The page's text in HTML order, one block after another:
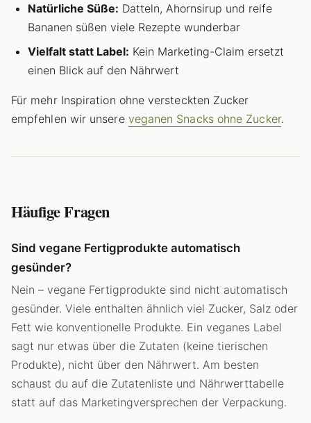
Natürliche Süße: Datteln, Ahornsirup und reife
Bananen süßen viele Rezepte wunderbar
Vielfalt statt Label: Kein Marketing-Claim ersetzt
einen Blick auf den Nährwert
Für mehr Inspiration ohne versteckten Zucker
empfehlen wir unsere veganen Snacks ohne Zucker.
Häufige Fragen
Sind vegane Fertigprodukte automatisch
gesünder?
Nein – vegane Fertigprodukte sind nicht automatisch
gesünder. Viele enthalten ähnlich viel Zucker, Salz oder
Fett wie konventionelle Produkte. Ein veganes Label
sagt nur etwas über die Zutaten (keine tierischen
Produkte), nicht über den Nährwert. Am besten
schaust du auf die Zutatenliste und Nährwerttabelle
statt auf das Marketingversprechen der Verpackung.